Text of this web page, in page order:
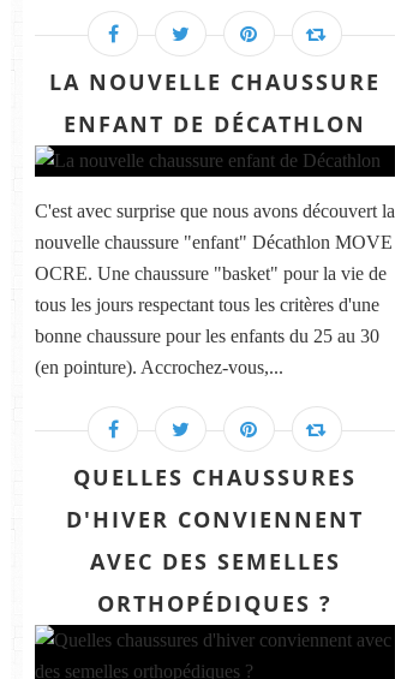
LA NOUVELLE CHAUSSURE
ENFANT DE DÉCATHLON
C'est avec surprise que nous avons découvert la
nouvelle chaussure "enfant" Décathlon MOVE
OCRE. Une chaussure "basket" pour la vie de
tous les jours respectant tous les critères d'une
bonne chaussure pour les enfants du 25 au 30
(en pointure). Accrochez-vous,...
QUELLES CHAUSSURES
D'HIVER CONVIENNENT
AVEC DES SEMELLES
ORTHOPÉDIQUES ?